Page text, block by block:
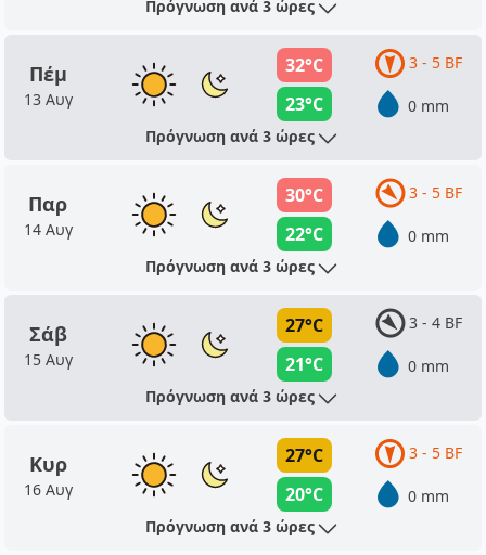
Πρόγνωση ανά 3 ώρες
Πέμ
13 Αυγ
32°C
23°C
3 - 5 BF
0 mm
Πρόγνωση ανά 3 ώρες
Παρ
14 Αυγ
30°C
22°C
3 - 5 BF
0 mm
Πρόγνωση ανά 3 ώρες
Σάβ
15 Αυγ
27°C
21°C
3 - 4 BF
0 mm
Πρόγνωση ανά 3 ώρες
Κυρ
16 Αυγ
27°C
20°C
3 - 5 BF
0 mm
Πρόγνωση ανά 3 ώρες